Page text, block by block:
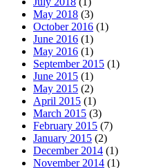
May 2018 (3)
October 2016 (1)
June 2016 (1)
May 2016 (1)
September 2015 (1)
June 2015 (1)
May 2015 (2)
April 2015 (1)
March 2015 (3)
February 2015 (7)
January 2015 (2)
December 2014 (1)
November 2014 (1)